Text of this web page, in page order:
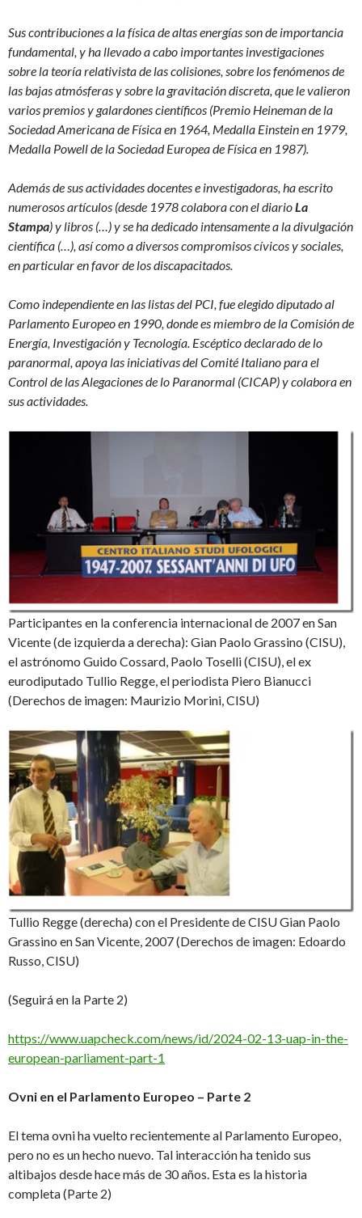
Sus contribuciones a la física de altas energías son de importancia
fundamental, y ha llevado a cabo importantes investigaciones
sobre la teoría relativista de las colisiones, sobre los fenómenos de
las bajas atmósferas y sobre la gravitación discreta, que le valieron
varios premios y galardones científicos (Premio Heineman de la
Sociedad Americana de Física en 1964, Medalla Einstein en 1979,
Medalla Powell de la Sociedad Europea de Física en 1987).
Además de sus actividades docentes e investigadoras, ha escrito
numerosos artículos (desde 1978 colabora con el diarioLa
Stampa) y libros (…) y se ha dedicado intensamente a la divulgación
científica (…), así como a diversos compromisos cívicos y sociales,
en particular en favor de los discapacitados.
Como independiente en las listas del PCI, fue elegido diputado al
Parlamento Europeo en 1990, donde es miembro de la Comisión de
Energía, Investigación y Tecnología. Escéptico declarado de lo
paranormal, apoya las iniciativas del Comité Italiano para el
Control de las Alegaciones de lo Paranormal (CICAP) y colabora en
sus actividades.
Participantes en la conferencia internacional de 2007 en San
Vicente (de izquierda a derecha): Gian Paolo Grassino (CISU),
el astrónomo Guido Cossard, Paolo Toselli (CISU), el ex
eurodiputado Tullio Regge, el periodista Piero Bianucci
(Derechos de imagen: Maurizio Morini, CISU)
Tullio Regge (derecha) con el Presidente de CISU Gian Paolo
Grassino en San Vicente, 2007 (Derechos de imagen: Edoardo
Russo, CISU)
(Seguirá en la Parte 2)
https://www.uapcheck.com/news/id/2024-02-13-uap-in-the-
european-parliament-part-1
Ovni en el Parlamento Europeo – Parte 2
El tema ovni ha vuelto recientemente al Parlamento Europeo,
pero no es un hecho nuevo. Tal interacción ha tenido sus
altibajos desde hace más de 30 años. Esta es la historia
completa (Parte 2)